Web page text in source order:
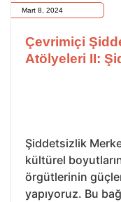
Mart 8, 2024
Çevrimiçi
Atölyeleri II:
Şiddetsizlik
kültürel
örgütlerinin
yapıyoruz. Bu